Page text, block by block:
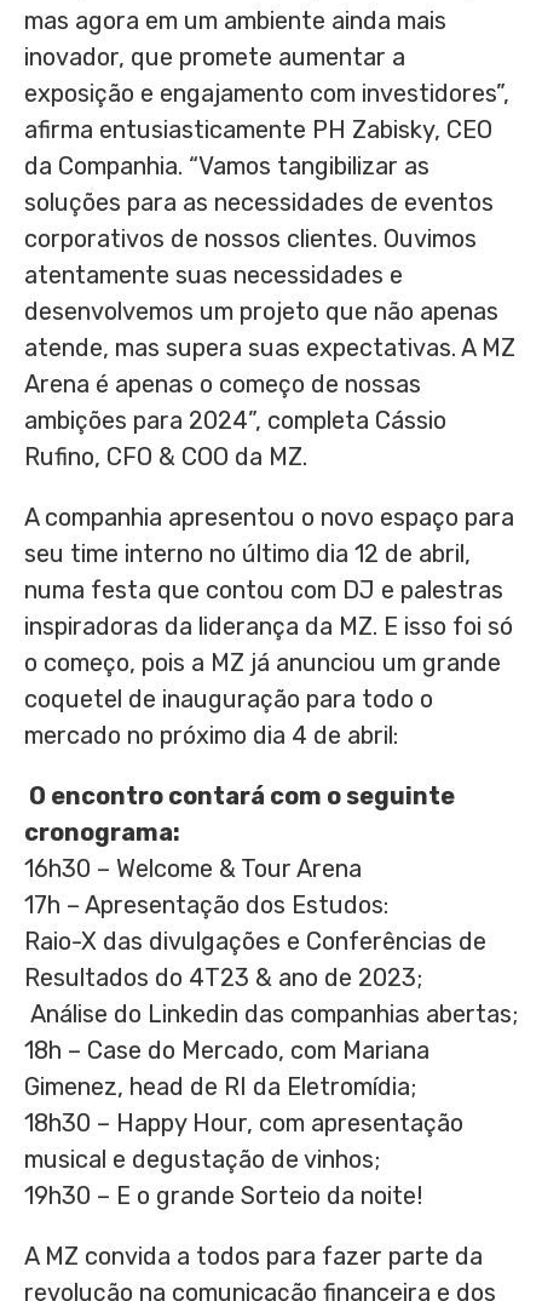
mas agora em um ambiente ainda mais
inovador, que promete aumentar a
exposição e engajamento com investidores”,
afirma entusiasticamente PH Zabisky, CEO
da Companhia. “Vamos tangibilizar as
soluções para as necessidades de eventos
corporativos de nossos clientes. Ouvimos
atentamente suas necessidades e
desenvolvemos um projeto que não apenas
atende, mas supera suas expectativas. A MZ
Arena é apenas o começo de nossas
ambições para 2024”, completa Cássio
Rufino, CFO & COO da MZ.
A companhia apresentou o novo espaço para
seu time interno no último dia 12 de abril,
numa festa que contou com DJ e palestras
inspiradoras da liderança da MZ. E isso foi só
o começo, pois a MZ já anunciou um grande
coquetel de inauguração para todo o
mercado no próximo dia 4 de abril:
O encontro contará com o seguinte
cronograma:
16h30 – Welcome & Tour Arena
17h – Apresentação dos Estudos:
Raio-X das divulgações e Conferências de
Resultados do 4T23 & ano de 2023;
Análise do Linkedin das companhias abertas;
18h – Case do Mercado, com Mariana
Gimenez, head de RI da Eletromídia;
18h30 – Happy Hour, com apresentação
musical e degustação de vinhos;
19h30 – E o grande Sorteio da noite!
A MZ convida a todos para fazer parte da
revolução na comunicação financeira e dos